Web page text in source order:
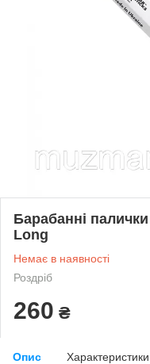
Барабанні
Long
Немає в наявності
Роздріб
260 ₴
Опис Характеристики